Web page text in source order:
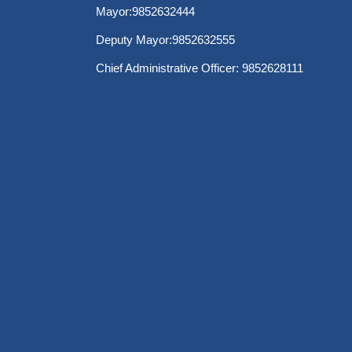
Mayor:9852632444
Deputy Mayor:9852632555
Chief Administrative Officer: 9852628111